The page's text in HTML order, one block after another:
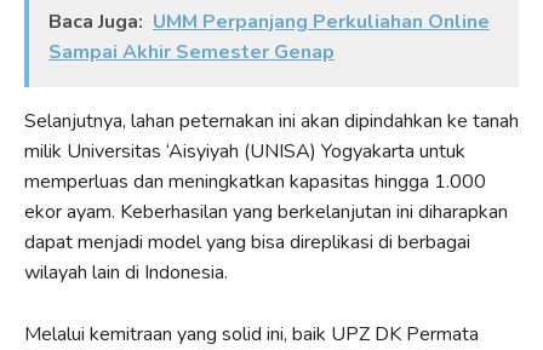
Baca Juga: UMM Perpanjang Perkuliahan Online
Sampai Akhir Semester Genap
Selanjutnya, lahan peternakan ini akan dipindahkan ke tanah
milik Universitas ‘Aisyiyah (UNISA) Yogyakarta untuk
memperluas dan meningkatkan kapasitas hingga 1.000
ekor ayam. Keberhasilan yang berkelanjutan ini diharapkan
dapat menjadi model yang bisa direplikasi di berbagai
wilayah lain di Indonesia.
Melalui kemitraan yang solid ini, baik UPZ DK Permata